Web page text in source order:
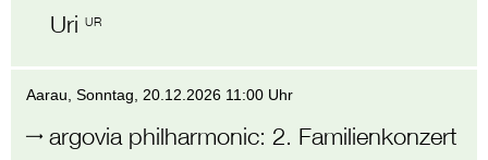
Uri UR
Aarau, Sonntag,20.12.2026 11:00 Uhr
argovia philharmonic: 2. Familienkonzert